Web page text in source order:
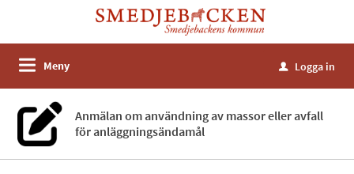
Meny u Logga in
Anmälan om användning av massor eller avfall
för anläggningsändamål